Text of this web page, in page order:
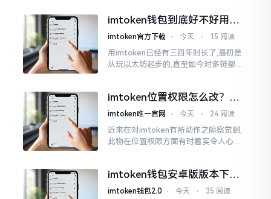
睹过非常多的人
imtoken钱包到底好不好用？
老玩家说说真实体验
imtoken官方下载 ⋅ 今天 ⋅ 15 阅读
用imtoken已经有三四年时长了,最初是
从玩以太坊起步的,直至如今对多链都有
imtoken位置权限怎么改？手
把手教你搞定
imtoken唯一官网 ⋅ 今天 ⋅ 24 阅读
近来在对imtoken有所动作之际察觉到,
此物在位置权限方面有时着实令人心生
的模样
imtoken钱包安卓版版本下载
安装教程
imtoken钱包2.0 ⋅ 今天 ⋅ 35 阅读